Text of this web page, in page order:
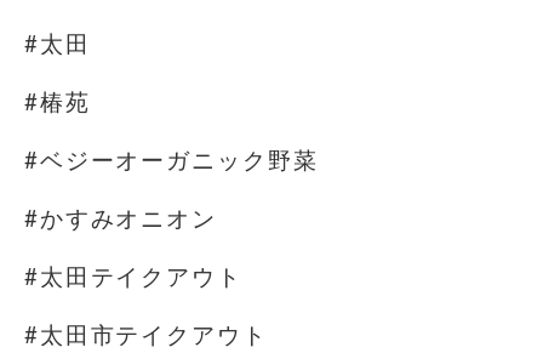
#太田
#椿苑
#ベジーオーガニック野菜
#かすみオニオン
#太田テイクアウト
#太田市テイクアウト